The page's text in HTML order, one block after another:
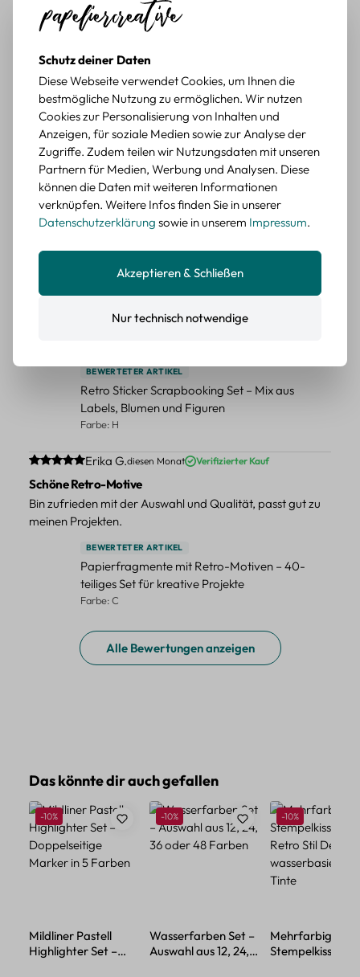
würde sie wieder kaufen.
BEWERTETER ARTIKEL
Retro Briefmarken Sticker Set – 45 Papier-
Sticker mit Wald- und Tiermotiven
Durchschnittliche Bewertung von 5 von 5 Sternen
Erika G. diesen Monat Verifizierter Kauf
Schöne Motive
Die Sticker passen gut zu meinen Büchern, würde sie
wieder kaufen.
BEWERTETER ARTIKEL
Retro Blumen Sticker Set – 45 Stück mit 15
verschiedene Motive
Farbe: F
Durchschnittliche Bewertung von 5 von 5 Sternen
Schöne Deko-Teile für meine Bücher, es passt zu meinem
BEWERTETER ARTIKEL
Retro Sticker Scrapbooking Set – Mix aus
Labels, Blumen und Figuren
Farbe: H
Durchschnittliche Bewertung von 5 von 5 Sternen
Erika G.diesen Monat Verifizierter Kauf
Schöne Retro-Motive
Bin zufrieden mit der Auswahl und Qualität, passt gut zu
meinen Projekten.
BEWERTETER ARTIKEL
Papierfragmente mit Retro-Motiven – 40-
teiliges Set für kreative Projekte
Farbe: C
Alle Bewertungen anzeigen
Produktgalerie überspringen
Das könnte dir auch gefallen
Rabatt
-10%
Mildliner Pastell
Highlighter Set –
Rabatt
-10%
Wasserfarben Set –
Auswahl aus 12, 24,
Rabatt
-10%
Mehrfarbiges
Stempelkissen –
Schutz deiner Daten
Diese Webseite verwendet Cookies, um Ihnen die
bestmögliche Nutzung zu ermöglichen. Wir nutzen
Cookies zur Personalisierung von Inhalten und
Anzeigen, für soziale Medien sowie zur Analyse der
Zugriffe. Zudem teilen wir Nutzungsdaten mit unseren
Partnern für Medien, Werbung und Analysen. Diese
können die Daten mit weiteren Informationen
verknüpfen. Weitere Infos finden Sie in unserer
Datenschutzerklärung sowie in unserem Impressum.
Nur technisch notwendige
Akzeptieren & Schließen